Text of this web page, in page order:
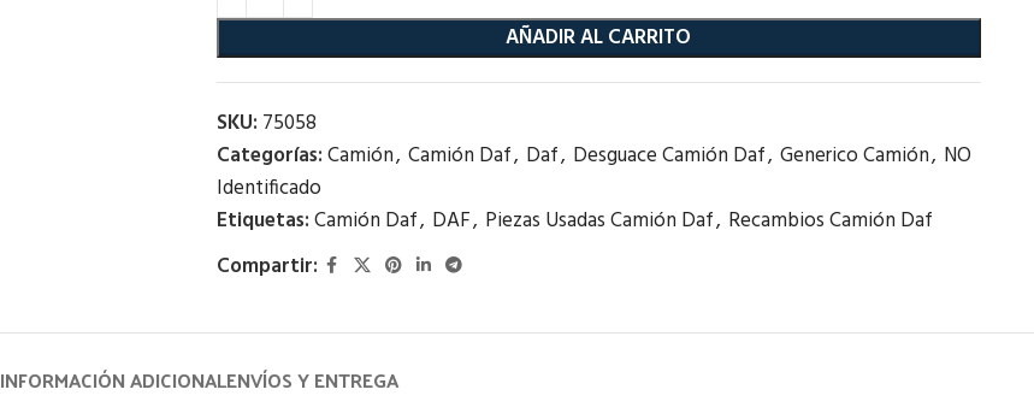
AÑADIR AL CARRITO
SKU: 75058
Categorías:Camión, Camión Daf, Daf, Desguace Camión Daf, Generico Camión, NO
Identificado
Etiquetas:Camión Daf, DAF, Piezas Usadas Camión Daf, Recambios Camión Daf
Compartir:
INFORMACIÓN ADICIONALENVÍOS Y ENTREGA